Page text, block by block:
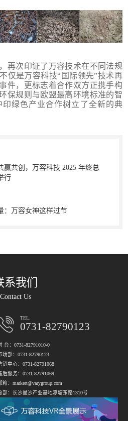
再次印证了万容技术在不同法规
仅是万容科技“国际领先”技术再
件，更标志着合作双方正携手构
保规则与欧盟最高环境标准的智
绿色产业合作树立了全新的典
赢共创，万容科技 2025 年终总
行
：万容女神这样过节
系我们
Contact Us
TEL.
0731-82790123
台：0731-82791010-0
场部：0731-82790123
销中心：0731-82791068
后服务：0731-82791069
箱：markert@varygroup.com
部：长沙星沙产业基地凉塘东路1310号